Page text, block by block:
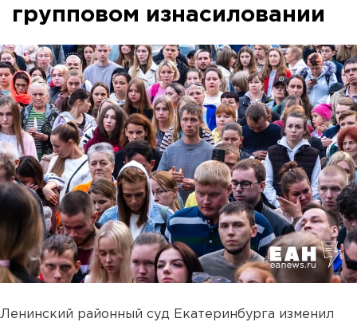
групповом изнасиловании
Ленинский районный суд Екатеринбурга изменил